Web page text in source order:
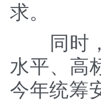
求。
同时，
水平、高
今年统筹